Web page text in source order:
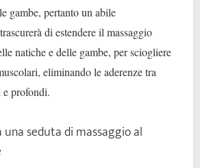
gambe, pertanto un abile
di estendere il massaggio
natiche e delle gambe, per sciogliere
eliminando le aderenze tra
profondi.
seduta di massaggio al